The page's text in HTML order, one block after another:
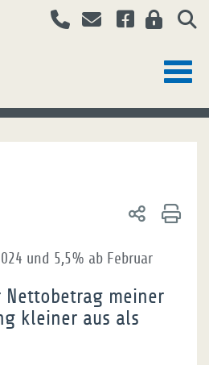
und 5,5% ab Februar
Nettobetrag meiner
kleiner aus als